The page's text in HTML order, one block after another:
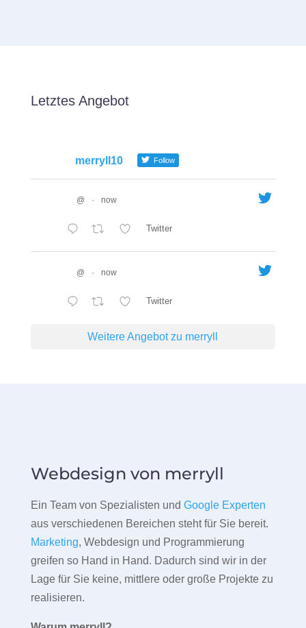
Letztes Angebot
merryll10 Follow
@ · now
Twitter
@ · now
Twitter
Weitere Angebot zu merryll
Webdesign von merryll
Ein Team von Spezialisten und Google Experten
aus verschiedenen Bereichen steht für Sie bereit.
Marketing, Webdesign und Programmierung
greifen so Hand in Hand. Dadurch sind wir in der
Lage für Sie keine, mittlere oder große Projekte zu
realisieren.